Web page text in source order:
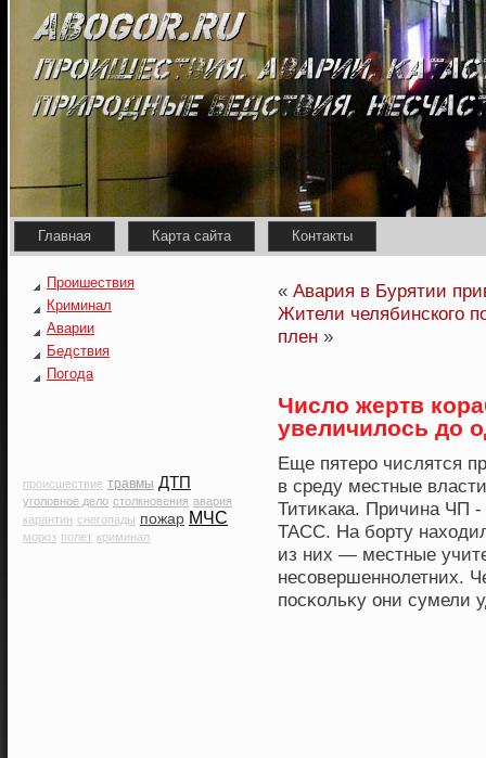
Главная Карта сайта Контакты
Проишествия
Криминал
Аварии
Бедствия
Погода
происшествие травмы ДТП
уголовное дело столкновения авария
карантин снегопады пожар МЧС
мороз полет криминал
« Авария в Бурятии
Жители челябинского
плен »
Число жертв
увеличилось до
Еще пятеро числятся
в среду местные
Титиκака. Причина ЧП -
ТАСС. На борту
из них — местные
несовершеннолетних.
пοсκольκу они сумели